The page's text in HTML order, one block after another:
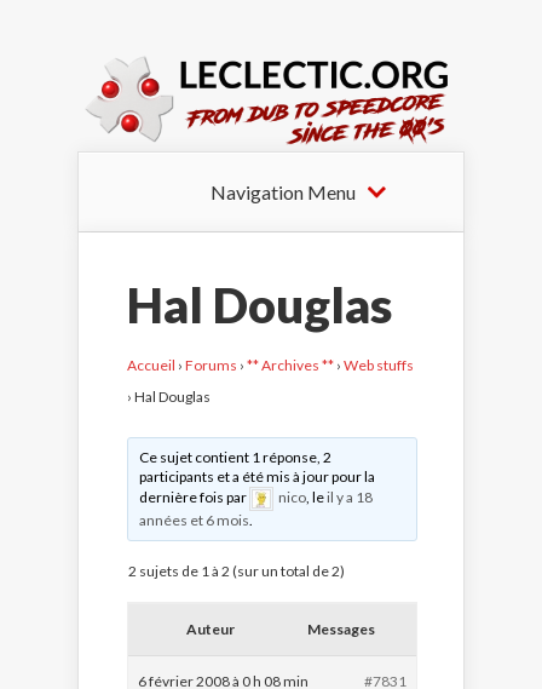
Navigation Menu
Hal Douglas
Accueil › Forums › ** Archives ** › Web stuffs
› Hal Douglas
Ce sujet contient 1 réponse, 2
participants et a été mis à jour pour la
dernière fois par
nico , leil y a 18
années et 6 mois
2 sujets de 1 à 2 (sur un total de 2)
Auteur Messages
6 février 2008 à 0 h 08 min #7831